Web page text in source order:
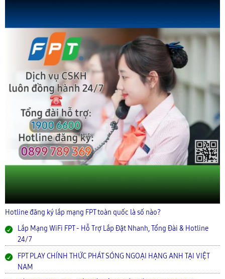
Hotline đăng ký lắp mạng FPT toàn quốc là số nào?
Lắp Mạng WiFi FPT - Hỗ Trợ Lắp Đặt Nhanh, Tổng Đài & Hotline
24/7
FPT PLAY CHÍNH THỨC PHÁT SÓNG NGOẠI HẠNG ANH TẠI VIỆT
NAM